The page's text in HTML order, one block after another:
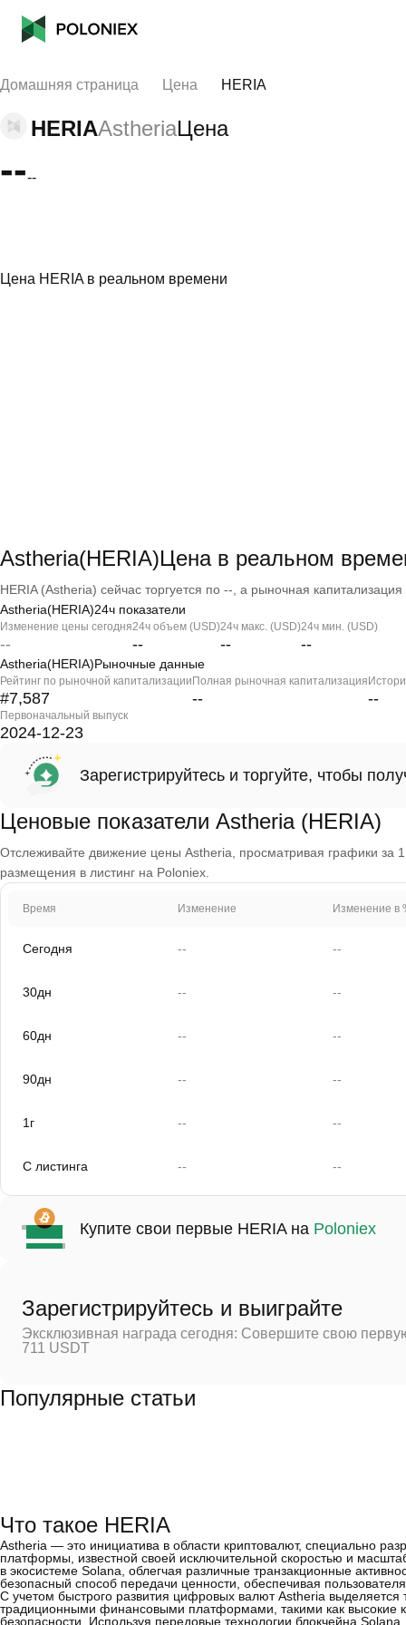
Домашняя страница Цена HERIA
HERIAAstheriaЦена
----
Цена HERIA в реальном времени
Astheria(HERIA)Цена в реальном
HERIA (Astheria) сейчас торгуется по --, а рыночная
Astheria(HERIA)24ч показатели
Изменение цены сегодня
--
24ч объем (USD)
--
24ч макс. (USD)
--
24ч мин. (USD)
--
Astheria(HERIA)Рыночные данные
Рейтинг по рыночной капитализации
#7,587
Полная рыночная капитализация
-- --
Первоначальный выпуск
2024-12-23
Зарегистрируйтесь и торгуйте, чтобы
Ценовые показатели Astheria (HERIA)
Отслеживайте движение цены Astheria, просматривая графики
размещения в листинг на Poloniex.
Время Изменение Изменение в
Сегодня -- --
30дн -- --
60дн -- --
90дн -- --
1г -- --
С листинга -- --
Купите свои первые HERIA на Poloniex
Зарегистрируйтесь и выиграйте
Эксклюзивная награда сегодня: Совершите свою
711 USDT
Популярные статьи
Что такое HERIA
Astheria — это инициатива в области криптовалют, специально
платформы, известной своей исключительной скоростью и
в экосистеме Solana, облегчая различные транзакционные
безопасный способ передачи ценности, обеспечивая
С учетом быстрого развития цифровых валют Astheria
традиционными финансовыми платформами, такими как высокие
безопасности. Используя передовые технологии блокчейна